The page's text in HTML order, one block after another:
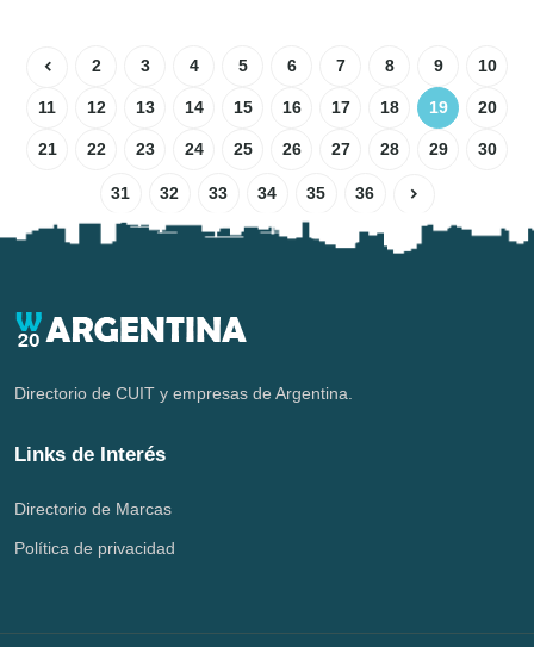
2 3 4 5 6 7 8 9 10
11 12 13 14 15 16 17 18 19 20
21 22 23 24 25 26 27 28 29 30
31 32 33 34 35 36
Directorio de CUIT y empresas de Argentina.
Links de Interés
Directorio de Marcas
Política de privacidad